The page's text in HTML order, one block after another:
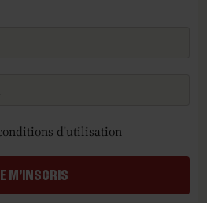
d'utilisation
M’INSCRIS